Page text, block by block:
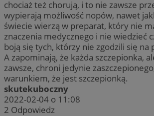
chociaż też chorują, i to nie zawsze
wypierają możliwość nopów, nawet
świecie wierzą w preparat, który nie
znaczenia medycznego i nie wiedzieć
boją się tych, którzy nie zgodzili się na
A zapominają, że każda szczepionka,
zawsze, chroni jedynie
warunkiem, że jest szczepionką.
skutekuboczny
2022-02-04 o 11:08
2 Odpowiedz